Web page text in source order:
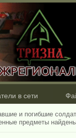
в сети
и погибшие
предметы